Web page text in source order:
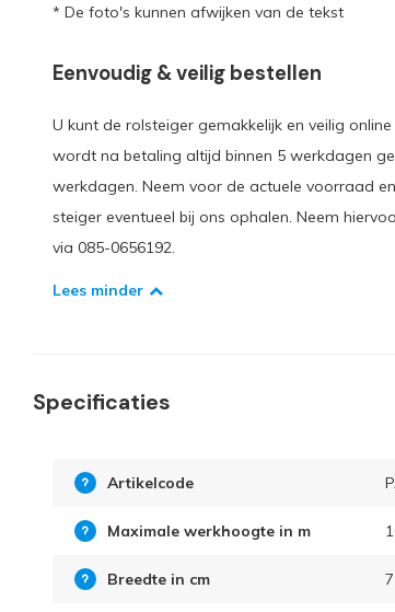
* De foto's kunnen afwijken van de tekst
Eenvoudig & veilig bestellen
U kunt de rolsteiger gemakkelijk en veilig
wordt na betaling altijd binnen 5 werkdagen
werkdagen. Neem voor de actuele voorraad
steiger eventueel bij ons ophalen. Neem
via 085-0656192.
Lees minder
Specificaties
Artikelcode
Maximale werkhoogte in m
Breedte in cm